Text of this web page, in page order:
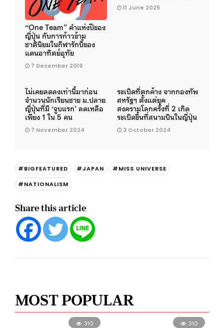
“One Team” คำแห่งปีของ
ญี่ปุ่น กับการก้าวข้าม
ชาตินิยมในกีฬารักบี้ของ
แดนอาทิตย์อุทัย
7 December 2019
11 June 2025
ไม่เคยลดลงเท่านี้มาก่อน
จำนวนนักเรียนชาย ม.ปลาย
ญี่ปุ่นที่มี ‘จูบแรก’ ลดเหลือ
เพียง 1 ใน 5 คน
7 November 2024
ระเบิดที่ตกค้าง จากกองทัพ
สหรัฐฯ ตั้งแต่ยุค
สงครามโลกครั้งที่ 2 เกิด
ระเบิดขึ้นที่สนามบินในญี่ปุ่น
3 October 2024
#BIGFEATURED #JAPAN
#MISS UNIVERSE
#NATIONALISM
Share this article
MOST POPULAR
310 310